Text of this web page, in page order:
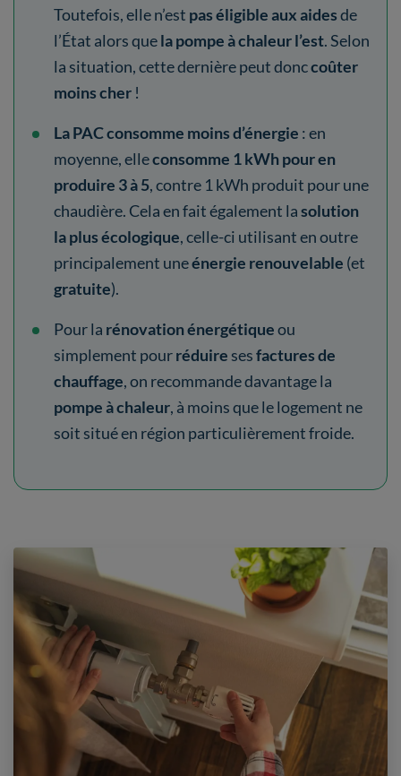
Toutefois, elle n’est pas éligible aux aidesde
l’État alors quela pompe à chaleur l’est. Selon
la situation, cette dernière peut donccoûter
moins cher !
La PAC consomme moins d’énergie : en
moyenne, elleconsomme 1 kWh pour en
produire 3 à 5, contre 1 kWh produit pour une
chaudière. Cela en fait également lasolution
la plus écologique, celle-ci utilisant en outre
principalement uneénergie renouvelable (et
gratuite).
Pour la rénovation énergétiqueou
simplement pourréduire sesfactures de
chauffage, on recommande davantage la
pompe à chaleur, à moins que le logement ne
soit situé en région particulièrement froide.